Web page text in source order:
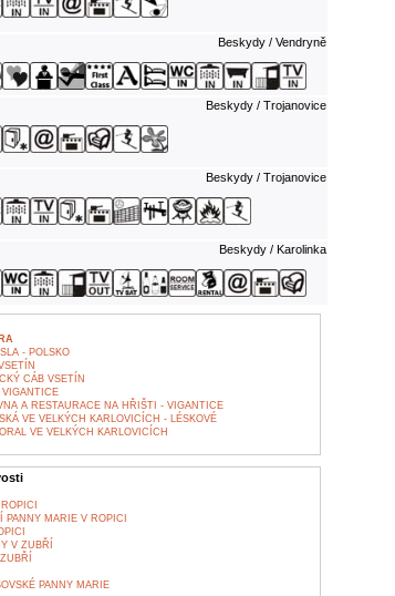
Beskydy / Vendryně
Beskydy / Trojanovice
Beskydy / Trojanovice
Beskydy / Karolinka
- POLSKO
CÁB VSETÍN
A RESTAURACE NA HŘIŠTI - VIGANTICE
VE VELKÝCH KARLOVICÍCH - LÉSKOVÉ
VE VELKÝCH KARLOVICÍCH
PANNY MARIE V ROPICI
V ZUBŘÍ
PANNY MARIE